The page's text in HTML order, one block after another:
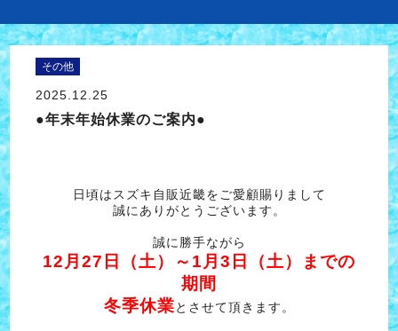
その他
2025.12.25
●年末年始休業のご案内●
日頃はスズキ自販近畿をご愛顧賜りまして
誠にありがとうございます。
誠に勝手ながら
12月27日（土）～1月3日（土）までの
期間
冬季休業とさせて頂きます。